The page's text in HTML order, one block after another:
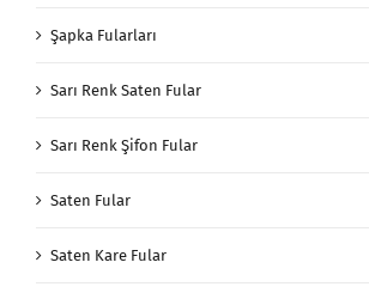
Şapka Fularları
Sarı Renk Saten Fular
Sarı Renk Şifon Fular
Saten Fular
Saten Kare Fular